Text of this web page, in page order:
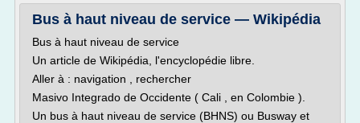
Bus à haut niveau de service — Wikipédia
Bus à haut niveau de service
Un article de Wikipédia, l'encyclopédie libre.
Aller à : navigation , rechercher
Masivo Integrado de Occidente ( Cali , en Colombie ).
Un bus à haut niveau de service (BHNS) ou Busway et